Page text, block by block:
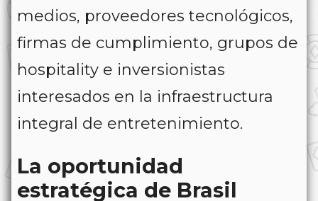
medios, proveedores tecnológicos,
firmas de cumplimiento, grupos de
hospitality e inversionistas
interesados en la infraestructura
integral de entretenimiento.
La oportunidad
estratégica de Brasil